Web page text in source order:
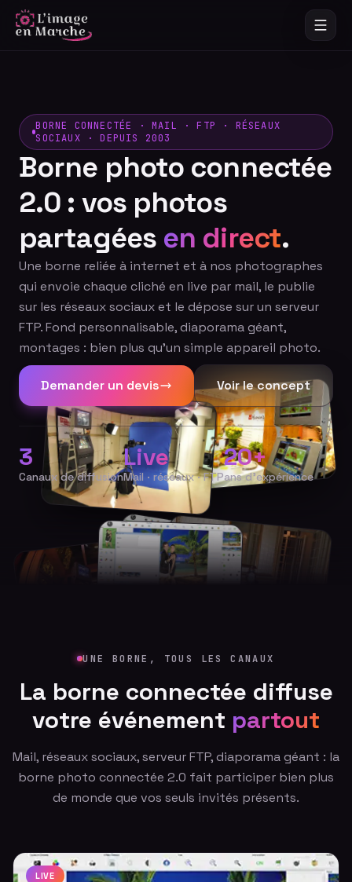
BORNE CONNECTÉE · MAIL · FTP · RÉSEAUX
SOCIAUX · DEPUIS 2003
Borne photo connectée
2.0 : vos photos
partagées en direct.
Une borne reliée à internet et à nos photographes
qui envoie chaque cliché en live par mail, le publie
sur les réseaux sociaux et le dépose sur un serveur
FTP. Fond personnalisable, diaporama géant,
montages : bien plus qu'un simple appareil photo.
Demander un devis Voir le concept
3
Canaux de diffusion
Live
Mail · réseaux · FTP
20+
ans d'expérience
UNE BORNE, TOUS LES CANAUX
La borne connectée diffuse
votre événement partout
Mail, réseaux sociaux, serveur FTP, diaporama géant : la
borne photo connectée 2.0 fait participer bien plus
de monde que vos seuls invités présents.
LIVE